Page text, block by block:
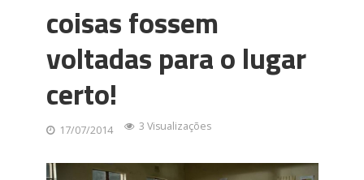
coisas fossem
voltadas para o lugar
certo!
17/07/2014 3 Visualizações